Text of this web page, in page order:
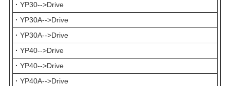
· YP30-->Drive
· YP30A-->Drive
· YP30A-->Drive
· YP40-->Drive
· YP40-->Drive
· YP40A-->Drive